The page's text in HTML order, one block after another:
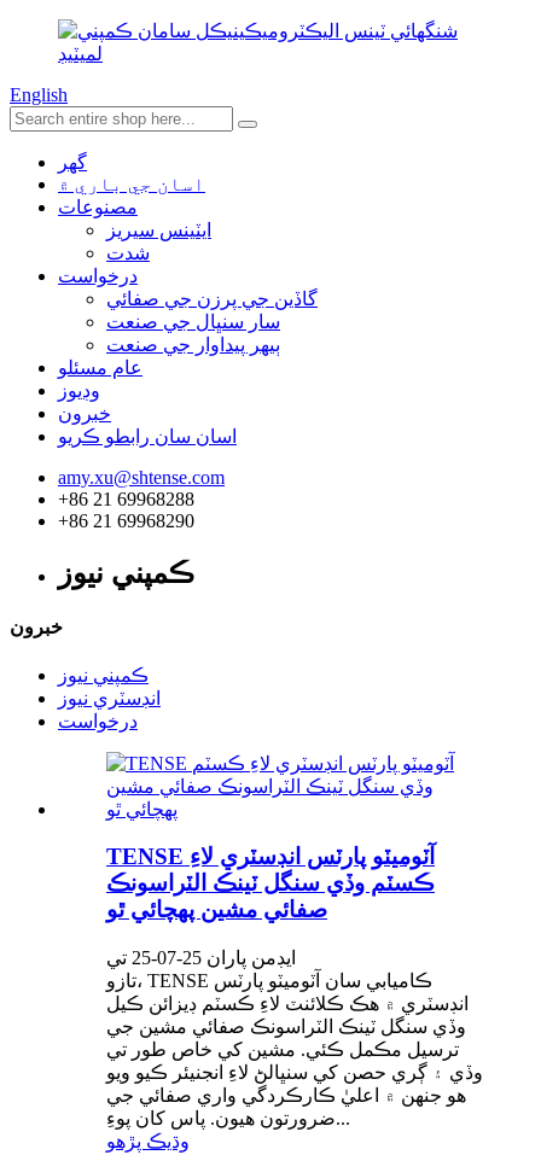
English
گھر
اسان جي باري ۾
مصنوعات
ايٽينس سيريز
شدت
درخواست
گاڏين جي پرزن جي صفائي
سار سنڀال جي صنعت
ٻيهر پيداوار جي صنعت
عام مسئلو
وڊيوز
خبرون
اسان سان رابطو ڪريو
amy.xu@shtense.com
+86 21 69968288
+86 21 69968290
ڪمپني نيوز
خبرون
ڪمپني نيوز
انڊسٽري نيوز
درخواست
TENSE آٽوميٽو پارٽس انڊسٽري لاءِ
ڪسٽم وڏي سنگل ٽينڪ الٽراسونڪ
صفائي مشين پهچائي ٿو
ايڊمن پاران 25-07-25 تي
تازو، TENSE ڪاميابي سان آٽوميٽو پارٽس
انڊسٽري ۾ هڪ ڪلائنٽ لاءِ ڪسٽم ڊيزائن ڪيل
وڏي سنگل ٽينڪ الٽراسونڪ صفائي مشين جي
ترسيل مڪمل ڪئي. مشين کي خاص طور تي
وڏي ۽ ڳري حصن کي سنڀالڻ لاءِ انجنيئر ڪيو ويو
هو جنهن ۾ اعليٰ ڪارڪردگي واري صفائي جي
ضرورتون هيون. پاس کان پوءِ...
وڌيڪ پڙهو